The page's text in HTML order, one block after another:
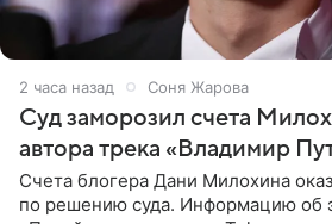
2 часа назад Соня Жарова
Суд заморозил счета
автора трека «Владимир
Счета блогера Дани Милохина
по решению суда. Информацию об